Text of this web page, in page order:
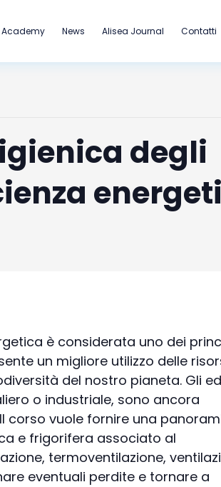
Academy News Alisea Journal Contatti
degli
è considerata uno dei
un migliore utilizzo delle
del nostro pianeta. Gli
o industriale, sono ancora
corso vuole fornire una
e frigorifera associato al
termoventilazione,
eventuali perdite e tornare a